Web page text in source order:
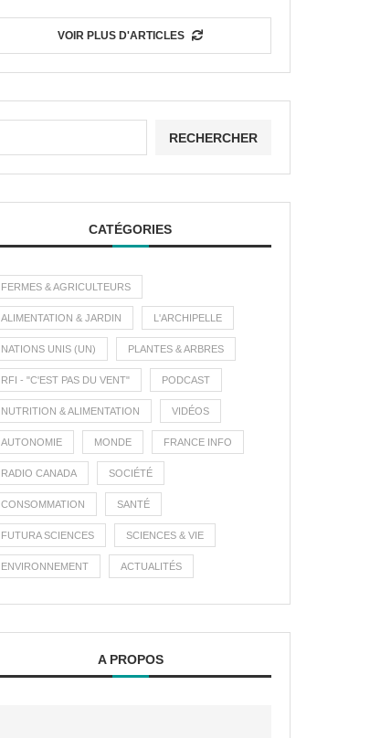
VOIR PLUS D'ARTICLES
RECHERCHER
CATÉGORIES
FERMES & AGRICULTEURS
ALIMENTATION & JARDIN L'ARCHIPELLE
NATIONS UNIS (UN) PLANTES & ARBRES
RFI - "C'EST PAS DU VENT" PODCAST
NUTRITION & ALIMENTATION VIDÉOS
AUTONOMIE MONDE FRANCE INFO
RADIO CANADA SOCIÉTÉ
CONSOMMATION SANTÉ
FUTURA SCIENCES SCIENCES & VIE
ENVIRONNEMENT ACTUALITÉS
A PROPOS